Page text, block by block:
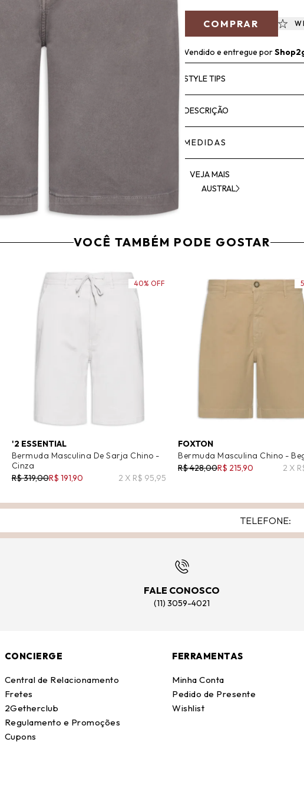
COMPRAR
Vendido e entregue por
STYLE TIPS
DESCRIÇÃO
MEDIDAS
VEJA MAIS
AUSTRAL
VOCÊ TAMBÉM PODE GOSTAR
'2 ESSENTIAL
Bermuda Masculina De Sarja Chino -
Cinza
R$ 319,00R$ 191,90 2 X R$ 95,95
40% OFF
FOXTON
Bermuda Masculina Chino -
R$ 428,00R$ 215,90 2 X
FALE CONOSCO
(11) 3059-4021
CONCIERGE
Central de Relacionamento
Fretes
2Getherclub
Regulamento e Promoções
Cupons
FERRAMENTAS
Minha Conta
Pedido de Presente
Wishlist